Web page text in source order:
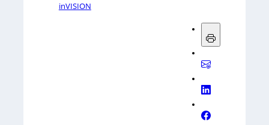
inVISION